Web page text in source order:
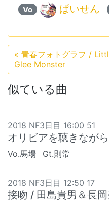
Vo ぱいせん
« 青春フォトグラフ /
Glee Monster
似ている曲
2018 NF3日目 16:00 51
オリビアを聴きなが
Vo.馬場 Gt.則常
2018 NF3日目 12:50 17
接吻 / 田島貴男＆長